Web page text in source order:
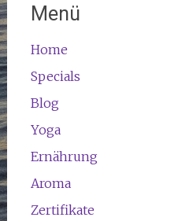
Menü
Home
Specials
Blog
Yoga
Ernährung
Aroma
Zertifikate